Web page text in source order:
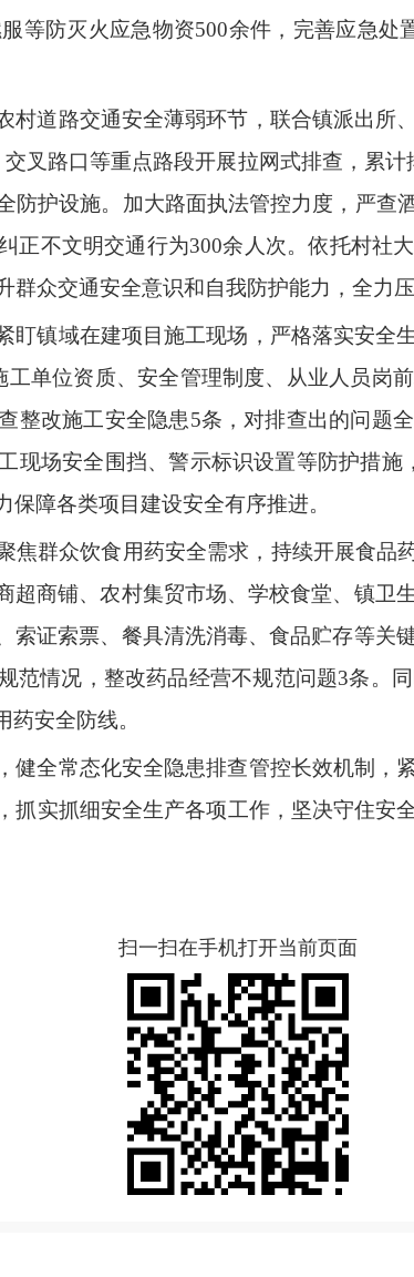
等防灭火应急物资500余件，完善应急处
村道路交通安全薄弱环节，联合镇派出所
叉路口等重点路段开展拉网式排查，累
防护设施。加大路面执法管控力度，严
正不文明交通行为300余人次。依托村社
众交通安全意识和自我防护能力，全力
盯镇域在建项目施工现场，严格落实安全
单位资质、安全管理制度、从业人员岗
整改施工安全隐患5条，对排查出的问题
场安全围挡、警示标识设置等防护措施
障各类项目建设安全有序推进。
焦群众饮食用药安全需求，持续开展食品
商铺、农村集贸市场、学校食堂、镇卫
索证索票、餐具清洗消毒、食品贮存等关
范情况，整改药品经营不规范问题3条。
安全防线。
全常态化安全隐患排查管控长效机制，
实抓细安全生产各项工作，坚决守住安
扫一扫在手机打开当前页面